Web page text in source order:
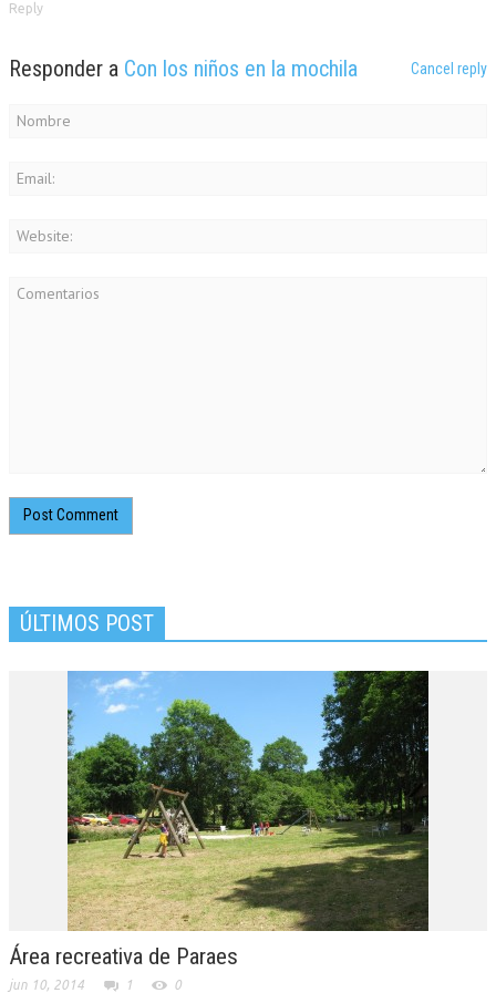
Reply
Responder a Con los niños en la mochila Cancel reply
ÚLTIMOS POST
Área recreativa de Paraes
jun 10, 2014 1 0